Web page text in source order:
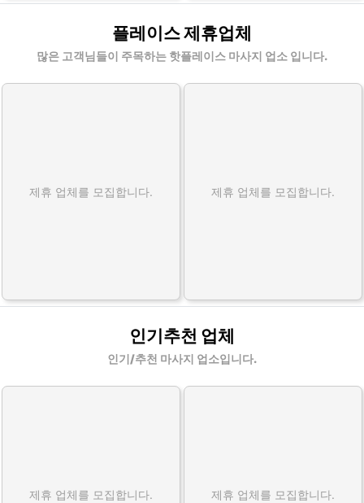
플레이스 제휴업체
많은 고객님들이 주목하는 핫플레이스 마사지 업소 입니다.
제휴 업체를 모집합니다. 제휴 업체를 모집합니다.
인기추천 업체
인기/추천 마사지 업소입니다.
제휴 업체를 모집합니다. 제휴 업체를 모집합니다.